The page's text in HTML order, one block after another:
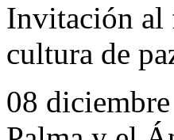
Invitación al
cultura de
08